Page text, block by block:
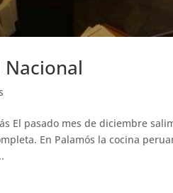
Nacional
El pasado mes de diciembre
En Palamós la cocina